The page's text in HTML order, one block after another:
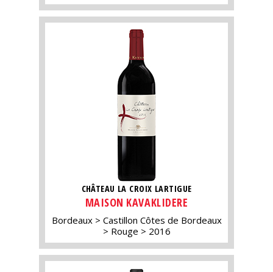
CHÂTEAU LA CROIX LARTIGUE
MAISON KAVAKLIDERE
Bordeaux
Castillon Côtes de Bordeaux
Rouge
2016